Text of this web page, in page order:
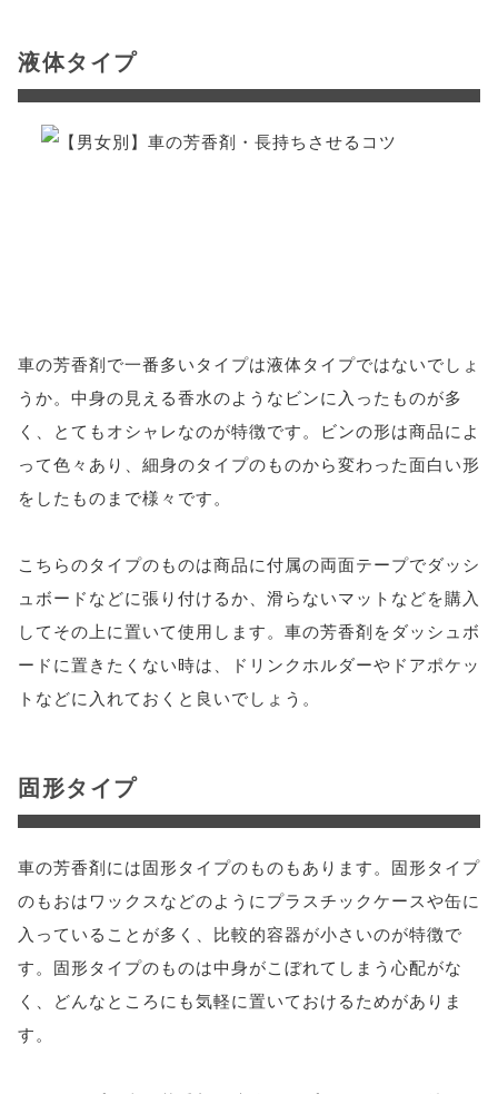
液体タイプ
車の芳香剤で一番多いタイプは液体タイプではないでしょ
うか。中身の見える香水のようなビンに入ったものが多
く、とてもオシャレなのが特徴です。ビンの形は商品によ
って色々あり、細身のタイプのものから変わった面白い形
をしたものまで様々です。
こちらのタイプのものは商品に付属の両面テープでダッシ
ュボードなどに張り付けるか、滑らないマットなどを購入
してその上に置いて使用します。車の芳香剤をダッシュボ
ードに置きたくない時は、ドリンクホルダーやドアポケッ
トなどに入れておくと良いでしょう。
固形タイプ
車の芳香剤には固形タイプのものもあります。固形タイプ
のもおはワックスなどのようにプラスチックケースや缶に
入っていることが多く、比較的容器が小さいのが特徴で
す。固形タイプのものは中身がこぼれてしまう心配がな
く、どんなところにも気軽に置いておけるためがありま
す。